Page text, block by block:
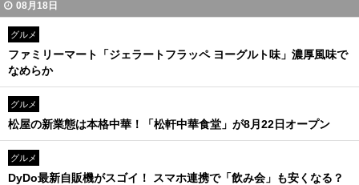
08月18日
グルメ
ファミリーマート「ジェラートフラッペ ヨーグルト味」濃厚風味で
なめらか
グルメ
松屋の新業態は本格中華！「松軒中華食堂」が8月22日オープン
グルメ
DyDo最新自販機がスゴイ！ スマホ連携で「飲み会」も安くなる？